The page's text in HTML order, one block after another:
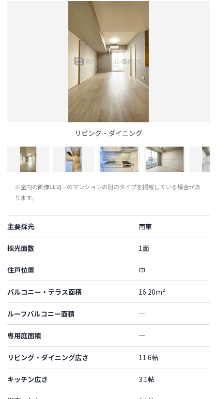
リビング・ダイニング
※室内の画像は同一のマンションの別のタイプを掲載している場合があ
ります。
主要採光 南東
採光面数 1面
住戸位置 中
バルコニー・テラス面積 16.20m²
ルーフバルコニー面積 ―
専用庭面積 ―
リビング・ダイニング広さ 11.6帖
キッチン広さ 3.1帖